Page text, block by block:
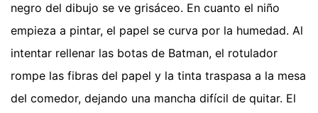
negro del dibujo se ve grisáceo. En cuanto el niño
empieza a pintar, el papel se curva por la humedad. Al
intentar rellenar las botas de Batman, el rotulador
rompe las fibras del papel y la tinta traspasa a la mesa
del comedor, dejando una mancha difícil de quitar. El